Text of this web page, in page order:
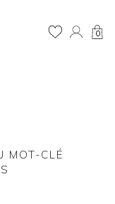
0
MOT-CLÉ